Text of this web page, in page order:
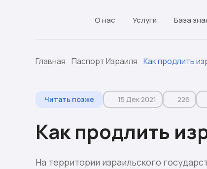
О нас Услуги База
Главная Паспорт Израиля Как продлить
Читать позже 15 Дек 2021 226
Как продлить
На территории израильского